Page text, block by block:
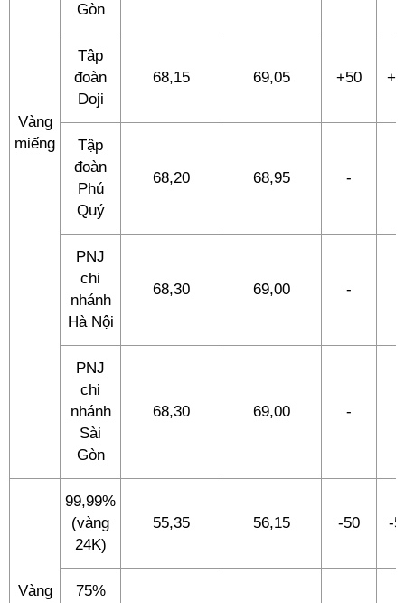
Vàng
miếng
Gòn
Tập
đoàn
Doji
68,15 69,05 +50
Tập
đoàn
Phú
Quý
68,20 68,95 -
PNJ
chi
nhánh
Hà Nội
68,30 69,00 -
PNJ
chi
nhánh
Sài
Gòn
68,30 69,00 -
Vàng
99,99%
(vàng
24K)
55,35 56,15 -50 -
75%